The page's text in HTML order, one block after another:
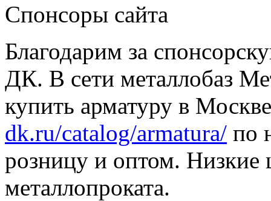
Спонсоры сайта
Благодарим за
ДК. В сети металлобаз
купить арматуру в
dk.ru/catalog/armatura/ по
розницу и оптом. Низкие
металлопроката.